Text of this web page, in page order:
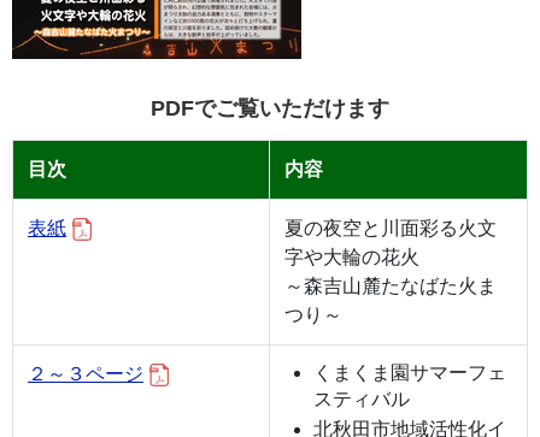
PDFでご覧いただけます
目次 内容
表紙
夏の夜空と川面彩る火文
字や大輪の花火
～森吉山麓たなばた火ま
つり～
２～３ページ
くまくま園サマーフェ
スティバル
北秋田市地域活性化イ